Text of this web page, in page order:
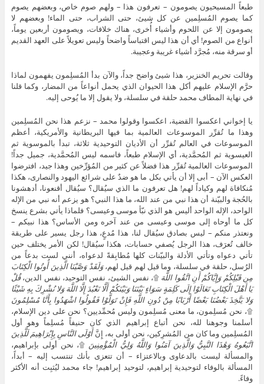
طبعاً المسيحيون يصومون – تعرفون هذا – ولهم صوم خاص، وبعضهم يصوم
كما يصوم المُسلِمين عن كل شيئ، حتى الشراب، حتى الماء! وبعضهم لا
يصومون إلا عن اللحوم وأشياء أُخرى، هناك خلافات، ويصومون أربعين يوماً،
أنواع من الصوم! أي أن هذا ليس اقتباساً واضحاً وليس تعويلاً على العهد القديم
أو سرقة منه، مُجرَّد أشياء غريبة وعجيبة.
وقالت تحريم الخنزير، هذا شيئ واضح جداً، والآن بدأ المُسلِمون يفهمون لماذا
حرَّم الإسلام عليهم أكل هذا الحيوان الذي يحمل أنواعاً من المضار، وكما قلنا
في نهاية المطاف محمد حلقة في سلسلة، ولا يقول إلا ما يُوحى إليه.
يا إخواني اعكسوا القضية، اعكسوا وقولوا محمد – نزعم هذا نحن المُسلِمين
وهذا ما تُقرِّر الموسوعات العالمية بما فيها البريطانية والأمريكية، أعظم
الموسوعات في العالم تُقرِّر أن الأديان التوحيدية ثلاثة، تبدأ بالموسوية ثم
العيسوية ثم المُحمَّدية، أي الإسلام طبعاً، فاسمه ليس المُحمَّدية، جميل جداً!
الموسوعات العالمية تُقرِّر هذا فضلاً عن كثير من المُؤرِّخين وهذا جيد، افترضوا
العكس الآن – أبى إلا أن يأتي بكل ما هو ضدٌ على شرائع اليهود والنصارى، هكذا
مُنكافاة لهم وكياداً لهم! هل تعرفون ما الذي سيُقال؟ سيُقال أقنعونا، أدهشونا
بالحُجة والبيّنة أن هذا نبي من عند الله، ما هذا النبي؟ هو يزعم أنه نبي من الإله
الواحد، الإله الواحد أليس هو الذي نبّأ موسى وعيسى؟ فلماذا يأتي بشرع ينسخ
كل ما أوحاه إلى موسى وعيسى من عند آخره ومن الأساس؟ هذا نبيكم –
ونعتذر منكم – ليس بصادق سيُقال لنا، هذا مُدعٍ، هذا رجل يسير على طريقة
خالف تُعرَف، هذا الرجل يُصفي حسابات، هكذا سيُقال! لكن الأمر يختلف حين
تأتي دعواه وتأتي الأدلة والبيّنات كلها مُطابِقةً لدعواه، أنني لست بدعاً من
الرُسل، حلقة في سلسلة، وما قيل لهم قيل لهم،وَلَقَدْ وَصَّيْنَا الَّذِينَ أُوتُوا الْكِتَابَ
مِن قَبْلِكُمْ وَإِيَّاكُمْ أَنِ اتَّقُوا اللَّهَ ۩، نفس الشيئ، نفس التوحيد، نفس الدين،قُلْ
يَا أَهْلَ الْكِتَابِ تَعَالَوْا إِلَى كَلِمَةٍ سَوَاءٍ بَيْنَنَا وَبَيْنَكُمْ أَلَّا نَعْبُدَ إِلَّا اللَّهَ وَلا نُشْرِكَ بِهِ شَيْئًا
وَلا يَتَّخِذَ بَعْضُنَا بَعْضًا أَرْبَابًا مِنْ دُونِ اللَّهِ فَإِنْ تَوَلَّوْا فَقُولُوا اشْهَدُوا بِأَنَّا مُسْلِمُونَ
۩، نحن مُسلِمون، ما معنى مُسلِمون وليس مُحمِّديين؟ نحن على دين الإسلام،
أسلمنا وجوهنا لله، نحن أتباع إبراهيم الذي كان حنيفاً مُسلِماً وهو أول
المُسلِمين وما كان من المُشرِكين، نحن أولى به، إِنَّأَوْلَى النَّاسِ بِإِبْرَاهِيمَ لَلَّذِينَ
اتَّبَعُوهُ وَهَٰذَا النَّبِيُّ وَالَّذِينَ آمَنُوا وَاللَّهُ وَلِيُّ الْمُؤْمِنِينَ ۩، نحن أولى بإبراهيم،
والمسألة ليست بالدعاوى وبالاعتزاء – أن تتعزى بأنك تنتسب إليه – أبداً،
المسألة بالوفاء لتوحيدية إبراهيم، لتوحيد إبراهيم! جاء محمد ليُثبِت أنه الأكثر
وفاءً.